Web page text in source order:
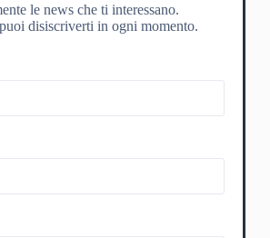
le news che ti interessano.
disiscriverti in ogni momento.